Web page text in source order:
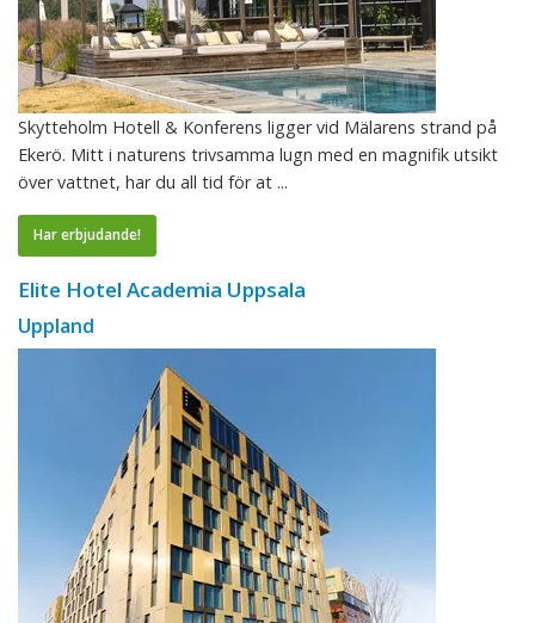
Skytteholm Hotell & Konferens ligger vid Mälarens strand på
Ekerö. Mitt i naturens trivsamma lugn med en magnifik utsikt
över vattnet, har du all tid för at ...
Har erbjudande!
Elite Hotel Academia Uppsala
Uppland